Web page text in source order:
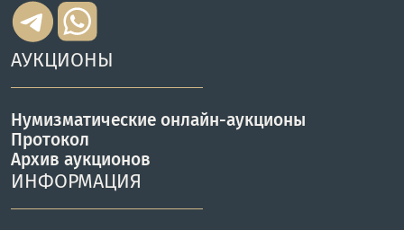
АУКЦИОНЫ
Нумизматические онлайн-аукционы
Протокол
Архив аукционов
ИНФОРМАЦИЯ